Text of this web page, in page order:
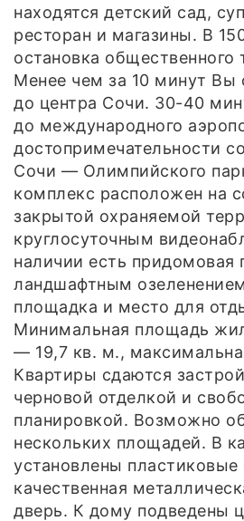
находятся детский сад,
ресторан и магазины. В
остановка общественного
Менее чем за 10 минут Вы
до центра Сочи. 30-40
до международного
достопримечательности
Сочи — Олимпийского
комплекс расположен на
закрытой охраняемой
круглосуточным
наличии есть придомовая
ландшафтным
площадка и место для
Минимальная площадь
— 19,7 кв. м.,
Квартиры сдаются
черновой отделкой и
планировкой. Возможно
нескольких площадей. В
установлены пластиковые
качественная
дверь. К дому подведены